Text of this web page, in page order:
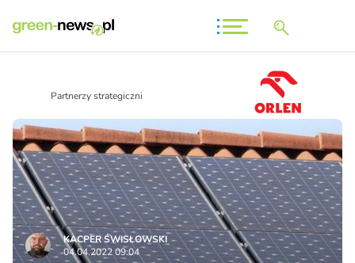
Partnerzy strategiczni
KACPER ŚWISŁO­WSKI
04.04.2022 09:04